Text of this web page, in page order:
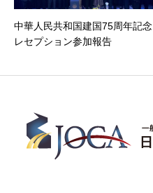
中華人民共和国建国75周年記念
レセプション参加報告